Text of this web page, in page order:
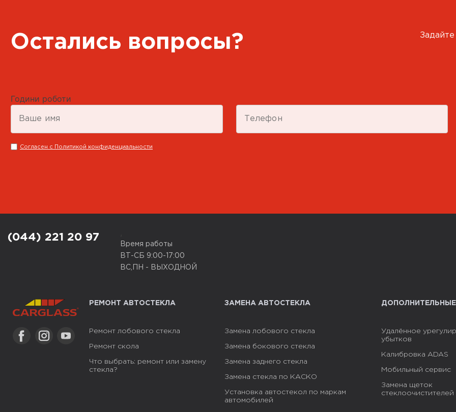
Маршрут Google Map
CARGLASS® Партнер
+38 050 851 92 20
Пн-Пт 09:00-16:00
Остались вопросы?
Години роботи
Согласен с Политикой конфиденциальности
(044) 221 20 97
Время работы
ВТ-СБ 9:00-17:00
ВС,ПН - ВЫХОДНОЙ
РЕМОНТ АВТОСТЕКЛА
Ремонт лобового стекла
Ремонт скола
Что выбрать: ремонт или замену
стекла?
ЗАМЕНА АВТОСТЕКЛА
Замена лобового стекла
Замена бокового стекла
Замена заднего стекла
Замена стекла по КАСКО
Установка автостекол по маркам
автомобилей
ДОПОЛНИТЕЛЬНЫЕ
Удалённое
убытков
Калибровка ADAS
Мобильный сервис
Замена щеток
стеклоочистителей